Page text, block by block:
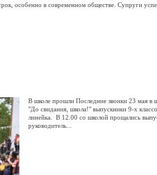
особенно в современном обществе. Супруги
В школе прошли Последние звонки 23 мая в
"До свидания, школа!" выпускники 9-х
линейка. В 12.00 со школой прощались
руководитель...